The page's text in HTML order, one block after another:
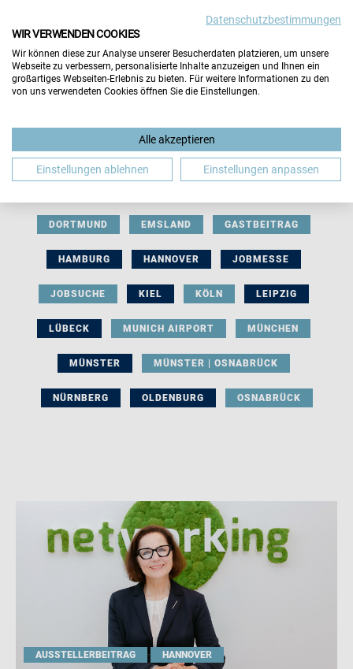
BERUFLICHE ORIENTIERUNG BEWERBUNG
DORTMUND EMSLAND GASTBEITRAG
HAMBURG HANNOVER JOBMESSE
JOBSUCHE KIEL KÖLN LEIPZIG
LÜBECK MUNICH AIRPORT MÜNCHEN
MÜNSTER MÜNSTER | OSNABRÜCK
NÜRNBERG OLDENBURG OSNABRÜCK
AUSSTELLERBEITRAG HANNOVER
Datenschutzbestimmungen
WIR VERWENDEN COOKIES
Wir können diese zur Analyse unserer Besucherdaten platzieren, um unsere
Webseite zu verbessern, personalisierte Inhalte anzuzeigen und Ihnen ein
großartiges Webseiten-Erlebnis zu bieten. Für weitere Informationen zu den
von uns verwendeten Cookies öffnen Sie die Einstellungen.
Alle akzeptieren
Einstellungen ablehnen Einstellungen anpassen